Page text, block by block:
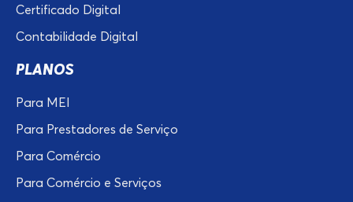
Certificado Digital
Contabilidade Digital
PLANOS
Para MEI
Para Prestadores de Serviço
Para Comércio
Para Comércio e Serviços